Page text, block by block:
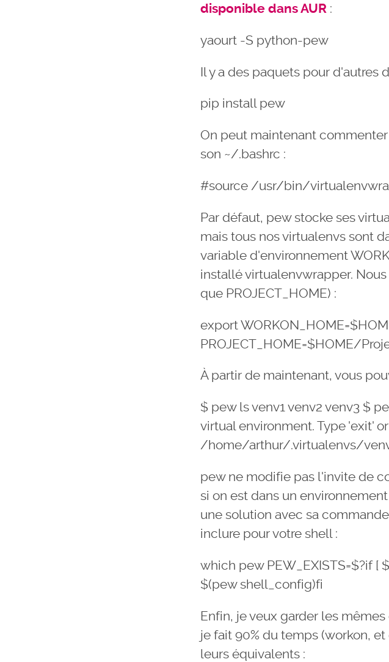
disponible dans AUR:
yaourt -S python-pew
Il y a des paquets pour d'autres
pip install pew
On peut maintenant
son ~/.bashrc :
#source /usr/bin/
Par défaut, pew stocke ses
mais tous nos virtualenvs sont
variable d'environnement
installé virtualenvwrapper.
que PROJECT_HOME) :
export
PROJECT_HOME=$HOME/
À partir de maintenant, vous
$ pew ls venv1 venv2 venv3 $
virtual environment. Type 'exit'
/home/arthur/.virtualenvs/
pew ne modifie pas l'invite de
si on est dans un
une solution avec sa
inclure pour votre shell :
which pew PEW_EXISTS=$?if [
$(pew shell_config)fi
Enfin, je veux garder les
je fait 90% du temps (workon,
leurs équivalents :